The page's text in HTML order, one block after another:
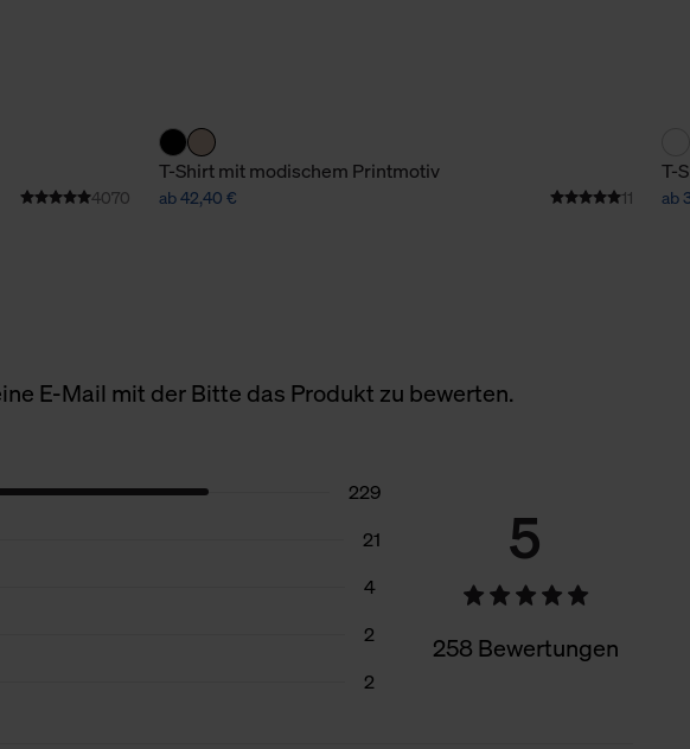
4070
T-Shirt mit modischem Printmotiv
ab 42,40 € 11
T-
ab
E-Mail mit der Bitte das Produkt zu bewerten.
5
258 Bewertungen
229
21
4
2
2